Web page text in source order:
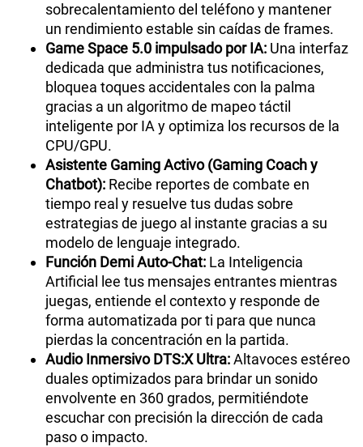
sobrecalentamiento del teléfono y mantener
un rendimiento estable sin caídas de frames.
Game Space 5.0 impulsado por IA: Una interfaz
dedicada que administra tus notificaciones,
bloquea toques accidentales con la palma
gracias a un algoritmo de mapeo táctil
inteligente por IA y optimiza los recursos de la
CPU/GPU.
Asistente Gaming Activo (Gaming Coach y
Chatbot): Recibe reportes de combate en
tiempo real y resuelve tus dudas sobre
estrategias de juego al instante gracias a su
modelo de lenguaje integrado.
Función Demi Auto-Chat: La Inteligencia
Artificial lee tus mensajes entrantes mientras
juegas, entiende el contexto y responde de
forma automatizada por ti para que nunca
pierdas la concentración en la partida.
Audio Inmersivo DTS:X Ultra:Altavoces estéreo
duales optimizados para brindar un sonido
envolvente en 360 grados, permitiéndote
escuchar con precisión la dirección de cada
paso o impacto.